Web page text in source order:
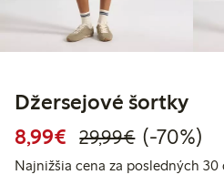
Džersejové šortky
8,99€ Zvýhodnená
29,99€Bežná
70% zľava
(-70%)
Najnižšia cena za posledných 30